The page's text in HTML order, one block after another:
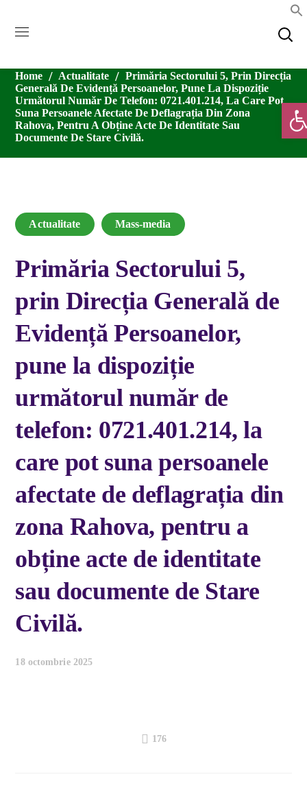
Home Actualitate
Primăria Sectorului 5, Prin Direcția
Generală De Evidență Persoanelor, Pune La Dispoziție
Următorul Număr De Telefon: 0721.401.214, La Care Pot
Suna Persoanele Afectate De Deflagrația Din Zona
Rahova, Pentru A Obține Acte De Identitate Sau
Documente De Stare Civilă.
Actualitate Mass-media
Primăria Sectorului 5,
prin Direcția Generală de
Evidență Persoanelor,
pune la dispoziție
următorul număr de
telefon: 0721.401.214, la
care pot suna persoanele
afectate de deflagrația din
zona Rahova, pentru a
obține acte de identitate
sau documente de Stare
Civilă.
18 octombrie 2025
176